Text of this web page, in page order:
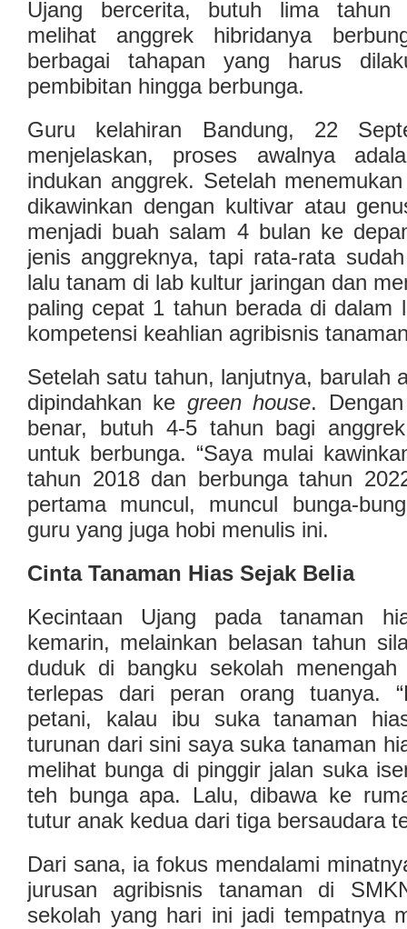
Ujang bercerita, butuh lima tahun
melihat anggrek hibridanya
berbagai tahapan yang harus
pembibitan hingga berbunga.
Guru kelahiran Bandung, 22
menjelaskan, proses awalnya
indukan anggrek. Setelah
dikawinkan dengan kultivar atau
menjadi buah salam 4 bulan ke
jenis anggreknya, tapi rata-rata
lalu tanam di lab kultur jaringan dan
paling cepat 1 tahun berada di dalam
kompetensi keahlian agribisnis
Setelah satu tahun, lanjutnya, barulah
dipindahkan ke green house.
benar, butuh 4-5 tahun bagi
untuk berbunga. “Saya mulai
tahun 2018 dan berbunga tahun
pertama muncul, muncul bunga-
guru yang juga hobi menulis ini.
Cinta Tanaman Hias Sejak Belia
Kecintaan Ujang pada tanaman
kemarin, melainkan belasan tahun
duduk di bangku sekolah
terlepas dari peran orang tuanya.
petani, kalau ibu suka tanaman
turunan dari sini saya suka tanaman
melihat bunga di pinggir jalan suka
teh bunga apa. Lalu, dibawa ke
tutur anak kedua dari tiga bersaudara
Dari sana, ia fokus mendalami
jurusan agribisnis tanaman di
sekolah yang hari ini jadi tempatnya